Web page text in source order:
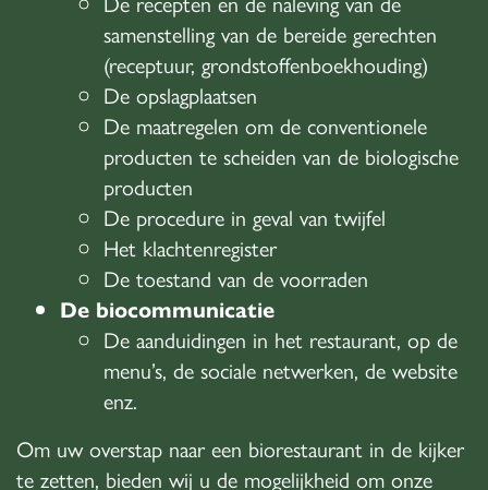
samenstelling van de bereide gerechten
(receptuur, grondstoffenboekhouding)
De opslagplaatsen
De maatregelen om de conventionele
producten te scheiden van de biologische
producten
De procedure in geval van twijfel
Het klachtenregister
De toestand van de voorraden
De biocommunicatie
De aanduidingen in het restaurant, op de
menu’s, de sociale netwerken, de website
enz.
Om uw overstap naar een biorestaurant in de kijker
te zetten, bieden wij u de mogelijkheid om onze